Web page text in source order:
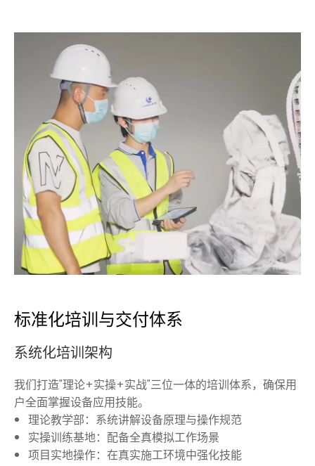
标准化培训与交付体系
系统化培训架构
我们打造"理论+实操+实战"三位一体的培训体系，确保用
户全面掌握设备应用技能。
理论教学部：系统讲解设备原理与操作规范
实操训练基地：配备全真模拟工作场景
项目实地操作：在真实施工环境中强化技能